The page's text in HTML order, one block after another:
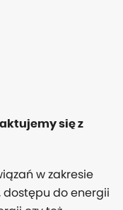
się z
w zakresie
do energii